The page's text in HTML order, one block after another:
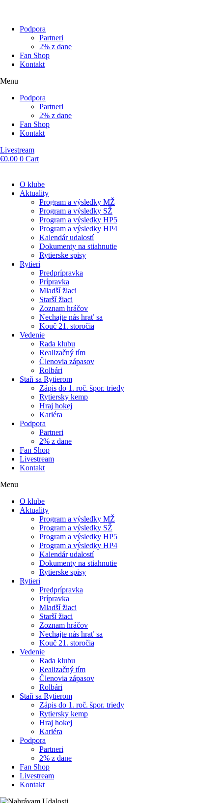
Podpora
Partneri
2% z dane
Fan Shop
Kontakt
Menu
Podpora
Partneri
2% z dane
Fan Shop
Kontakt
Livestream
€0.00 0 Cart
O klube
Aktuality
Program a výsledky MŽ
Program a výsledky SŽ
Program a výsledky HP5
Program a výsledky HP4
Kalendár udalostí
Dokumenty na stiahnutie
Rytierske spisy
Rytieri
Predprípravka
Prípravka
Mladší žiaci
Starší žiaci
Zoznam hráčov
Nechajte nás hrať sa
Kouč 21. storočia
Vedenie
Rada klubu
Realizačný tím
Členovia zápasov
Rolbári
Staň sa Rytierom
Zápis do 1. roč. špor. triedy
Rytiersky kemp
Hraj hokej
Kariéra
Podpora
Partneri
2% z dane
Fan Shop
Livestream
Kontakt
Menu
O klube
Aktuality
Program a výsledky MŽ
Program a výsledky SŽ
Program a výsledky HP5
Program a výsledky HP4
Kalendár udalostí
Dokumenty na stiahnutie
Rytierske spisy
Rytieri
Predprípravka
Prípravka
Mladší žiaci
Starší žiaci
Zoznam hráčov
Nechajte nás hrať sa
Kouč 21. storočia
Vedenie
Rada klubu
Realizačný tím
Členovia zápasov
Rolbári
Staň sa Rytierom
Zápis do 1. roč. špor. triedy
Rytiersky kemp
Hraj hokej
Kariéra
Podpora
Partneri
2% z dane
Fan Shop
Livestream
Kontakt